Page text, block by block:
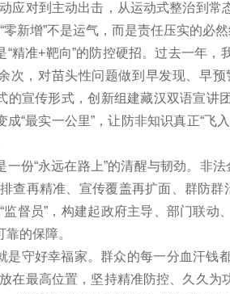
应对到主动出击，从运动式整治到
新增”不是运气，而是责任压实的必然
“精准+靶向”的防控硬招。过去一年
次，对苗头性问题做到早发现、早
的宣传形式，创新组建藏汉双语宣
成“最实一公里”，让防非知识真正“
一份“永远在路上”的清醒与韧劲。非
查再精准、宣传覆盖再扩面、群防
监督员”，构建起政府主导、部门联
靠的保障。
是守好幸福家。群众的每一分血汗钱
在最高位置，坚持精准防控、久久